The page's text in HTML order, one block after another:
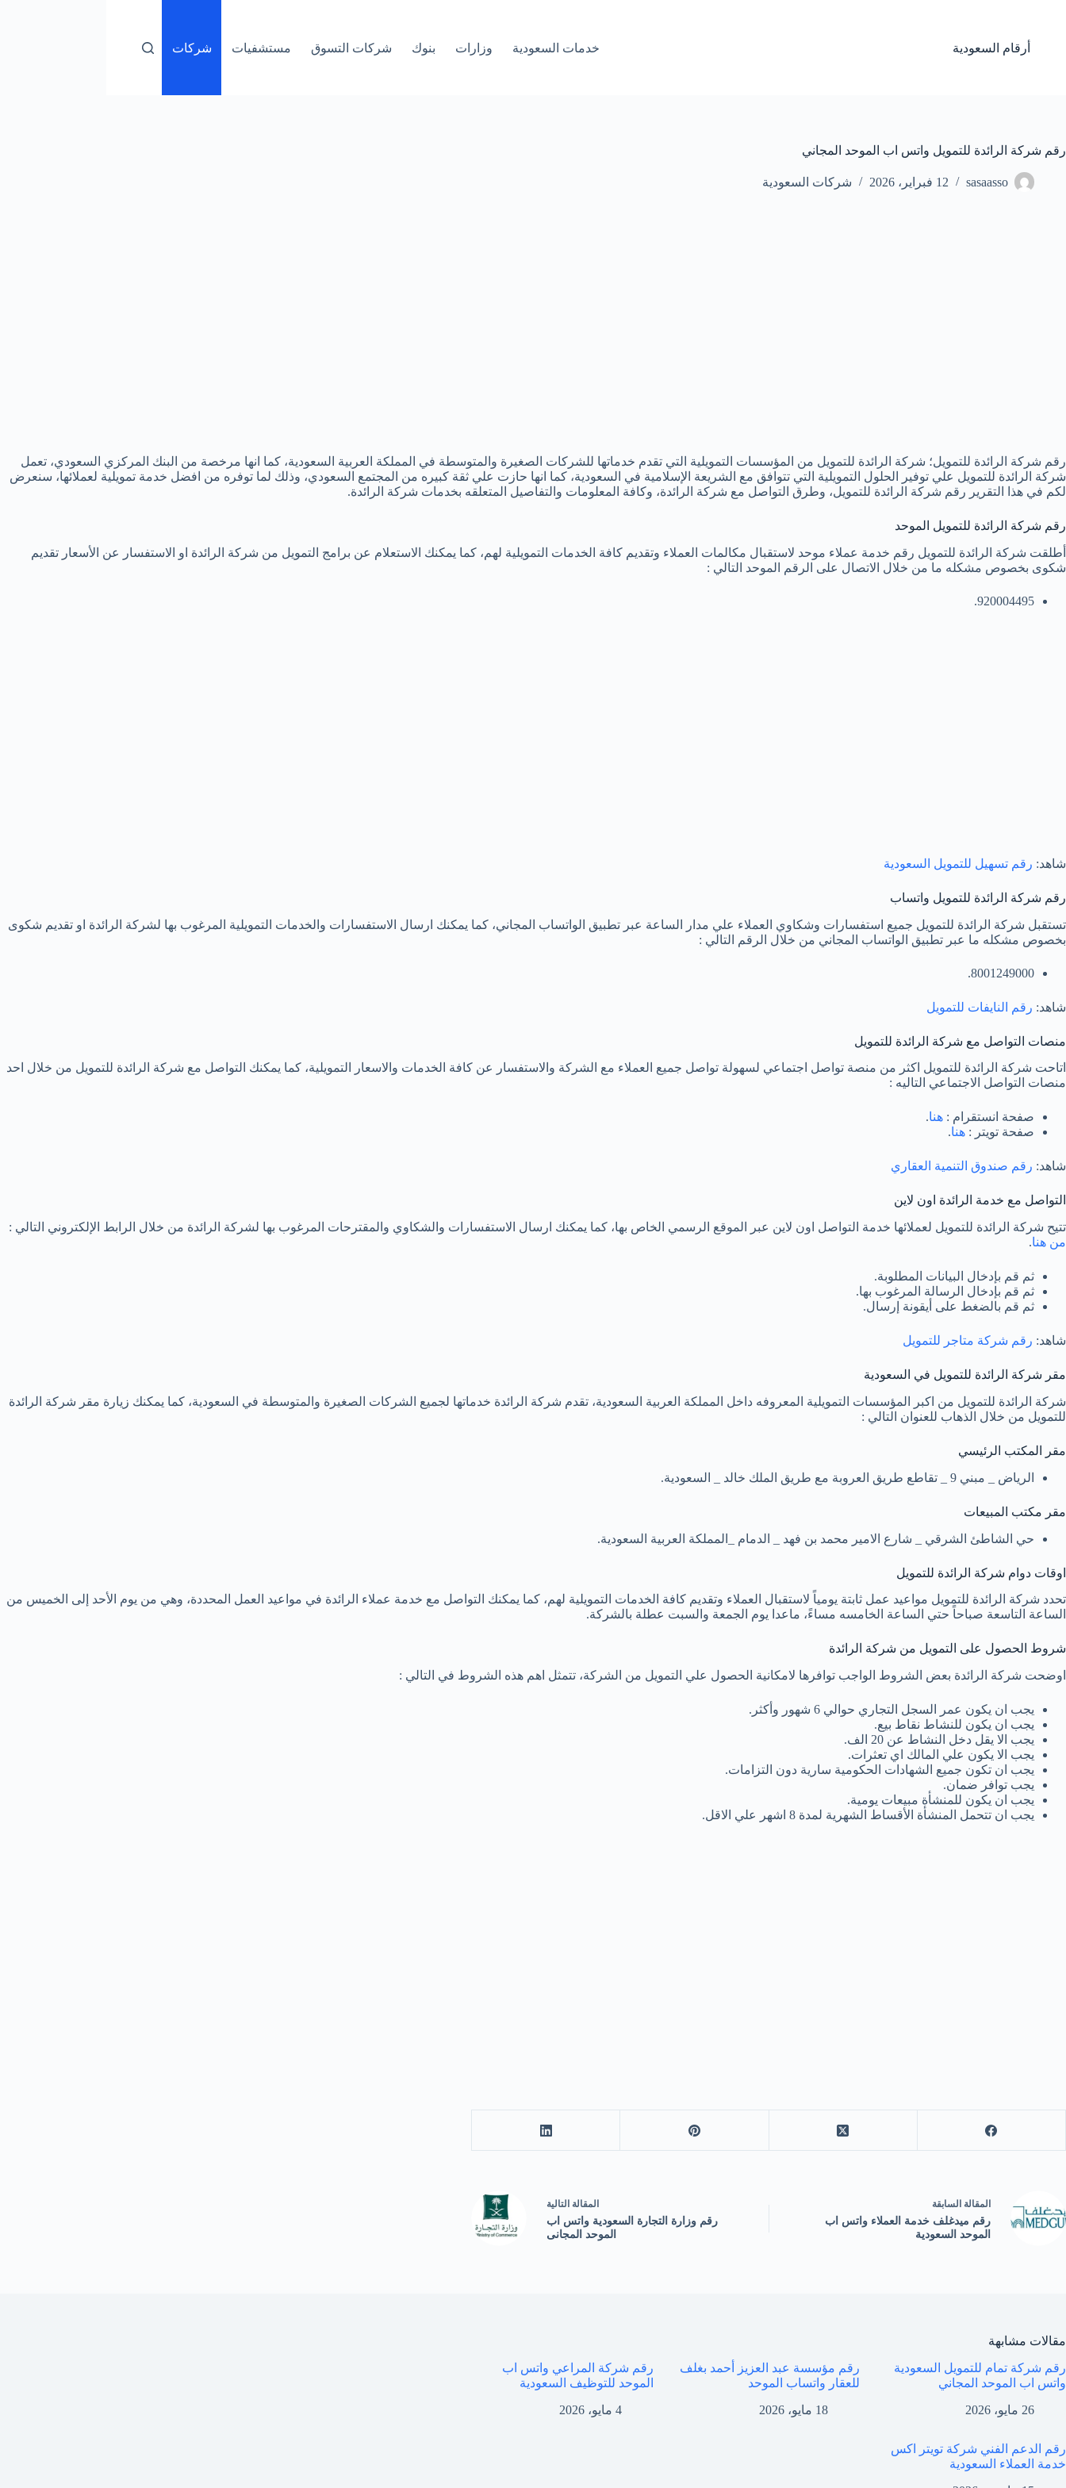
المحتوى
أرقام السعودية خدمات السعودية وزارات بنوك شركات التسوق مستشفيات شركات
رقم شركة الرائدة للتمويل واتس اب الموحد المجاني
sasaasso 12 فبراير، 2026 شركات السعودية
رقم شركة الرائدة للتمويل؛ شركة الرائدة للتمويل من المؤسسات التمويلية التي تقدم خدماتها للشركات الصغيرة والمتوسطة في المملكة العربية السعودية، كما انها مرخصة من البنك المركزي السعودي، تعمل
شركة الرائدة للتمويل علي توفير الحلول التمويلية التي تتوافق مع الشريعة الإسلامية في السعودية، كما انها حازت علي ثقة كبيره من المجتمع السعودي، وذلك لما توفره من افضل خدمة تمويلية لعملائها، سنعرض
لكم في هذا التقرير رقم شركة الرائدة للتمويل، وطرق التواصل مع شركة الرائدة، وكافة المعلومات والتفاصيل المتعلقه بخدمات شركة الرائدة.
رقم شركة الرائدة للتمويل الموحد
أطلقت شركة الرائدة للتمويل رقم خدمة عملاء موحد لاستقبال مكالمات العملاء وتقديم كافة الخدمات التمويلية لهم، كما يمكنك الاستعلام عن برامج التمويل من شركة الرائدة او الاستفسار عن الأسعار تقديم
شكوى بخصوص مشكله ما من خلال الاتصال على الرقم الموحد التالي :
920004495.
شاهد: رقم تسهيل للتمويل السعودية
رقم شركة الرائدة للتمويل واتساب
تستقبل شركة الرائدة للتمويل جميع استفسارات وشكاوي العملاء علي مدار الساعة عبر تطبيق الواتساب المجاني، كما يمكنك ارسال الاستفسارات والخدمات التمويلية المرغوب بها لشركة الرائدة او تقديم شكوى
بخصوص مشكله ما عبر تطبيق الواتساب المجاني من خلال الرقم التالي :
8001249000.
شاهد: رقم النايفات للتمويل
منصات التواصل مع شركة الرائدة للتمويل
اتاحت شركة الرائدة للتمويل اكثر من منصة تواصل اجتماعي لسهولة تواصل جميع العملاء مع الشركة والاستفسار عن كافة الخدمات والاسعار التمويلية، كما يمكنك التواصل مع شركة الرائدة للتمويل من خلال احد
منصات التواصل الاجتماعي التاليه :
صفحة انستقرام : هنا.
صفحة تويتر : هنا.
شاهد: رقم صندوق التنمية العقاري
التواصل مع خدمة الرائدة اون لاين
تتيح شركة الرائدة للتمويل لعملائها خدمة التواصل اون لاين عبر الموقع الرسمي الخاص بها، كما يمكنك ارسال الاستفسارات والشكاوي والمقترحات المرغوب بها لشركة الرائدة من خلال الرابط الإلكتروني التالي :
من هنا.
ثم قم بإدخال البيانات المطلوبة.
ثم قم بإدخال الرسالة المرغوب بها.
ثم قم بالضغط على أيقونة إرسال.
شاهد: رقم شركة متاجر للتمويل
مقر شركة الرائدة للتمويل في السعودية
شركة الرائدة للتمويل من اكبر المؤسسات التمويلية المعروفه داخل المملكة العربية السعودية، تقدم شركة الرائدة خدماتها لجميع الشركات الصغيرة والمتوسطة في السعودية، كما يمكنك زيارة مقر شركة الرائدة
للتمويل من خلال الذهاب للعنوان التالي :
مقر المكتب الرئيسي
الرياض _ مبني 9 _ تقاطع طريق العروبة مع طريق الملك خالد _ السعودية.
مقر مكتب المبيعات
حي الشاطئ الشرقي _ شارع الامير محمد بن فهد _ الدمام _المملكة العربية السعودية.
اوقات دوام شركة الرائدة للتمويل
تحدد شركة الرائدة للتمويل مواعيد عمل ثابتة يومياً لاستقبال العملاء وتقديم كافة الخدمات التمويلية لهم، كما يمكنك التواصل مع خدمة عملاء الرائدة في مواعيد العمل المحددة، وهي من يوم الأحد إلى الخميس من
الساعة التاسعة صباحاً حتي الساعة الخامسه مساءً، ماعدا يوم الجمعة والسبت عطلة بالشركة.
شروط الحصول على التمويل من شركة الرائدة
اوضحت شركة الرائدة بعض الشروط الواجب توافرها لامكانية الحصول علي التمويل من الشركة، تتمثل اهم هذه الشروط في التالي :
يجب ان يكون عمر السجل التجاري حوالي 6 شهور وأكثر.
يجب ان يكون للنشاط نقاط بيع.
يجب الا يقل دخل النشاط عن 20 الف.
يجب الا يكون علي المالك اي تعثرات.
يجب ان تكون جميع الشهادات الحكومية سارية دون التزامات.
يجب توافر ضمان.
يجب ان يكون للمنشأة مبيعات يومية.
يجب ان تتحمل المنشأة الأقساط الشهرية لمدة 8 اشهر علي الاقل.
المقالة السابقة
رقم ميدغلف خدمة العملاء واتس اب
الموحد السعودية
المقالة التالية
رقم وزارة التجارة السعودية واتس اب
الموحد المجانى
مقالات مشابهة
رقم شركة تمام للتمويل السعودية
واتس اب الموحد المجاني
26 مايو، 2026
رقم مؤسسة عبد العزيز أحمد بغلف
للعقار واتساب الموحد
18 مايو، 2026
رقم شركة المراعي واتس اب
الموحد للتوظيف السعودية
4 مايو، 2026
رقم الدعم الفني شركة تويتر اكس
خدمة العملاء السعودية